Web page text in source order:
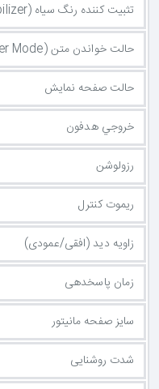
تثبیت کننده رنگ سیاه (Black Stabilizer)
حالت خواندن متن (Reder Mode)
حالت صفحه نمایش
خروجي هدفون
رزولوشن
ریموت کنترل
زاویه دید (افقی/عمودی)
زمان پاسخدهی
سایز صفحه مانیتور
شدت روشنایی